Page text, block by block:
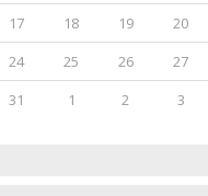
17
18 19 20
24
25 26 27
31
1 2 3